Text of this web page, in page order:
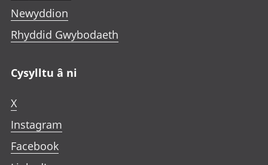
Newyddion
Rhyddid Gwybodaeth
Cysylltu â ni
X
Instagram
Facebook